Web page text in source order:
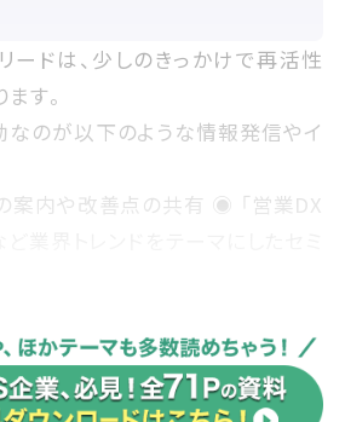
ードは、少しのきっかけで再活性
す。
なのが以下のような情報発信やイ
案内や改善点の共有 ◉ 「営業DX
た情報」や「今だからこそ話を聞
ることで、再び検討モードに戻っ